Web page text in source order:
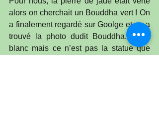
alors on cherchait un Bouddha vert ! On
a finalement regardé sur Goolge et on a
trouvé la photo dudit Bouddha. Il est
blanc mais ce n’est pas la statue que